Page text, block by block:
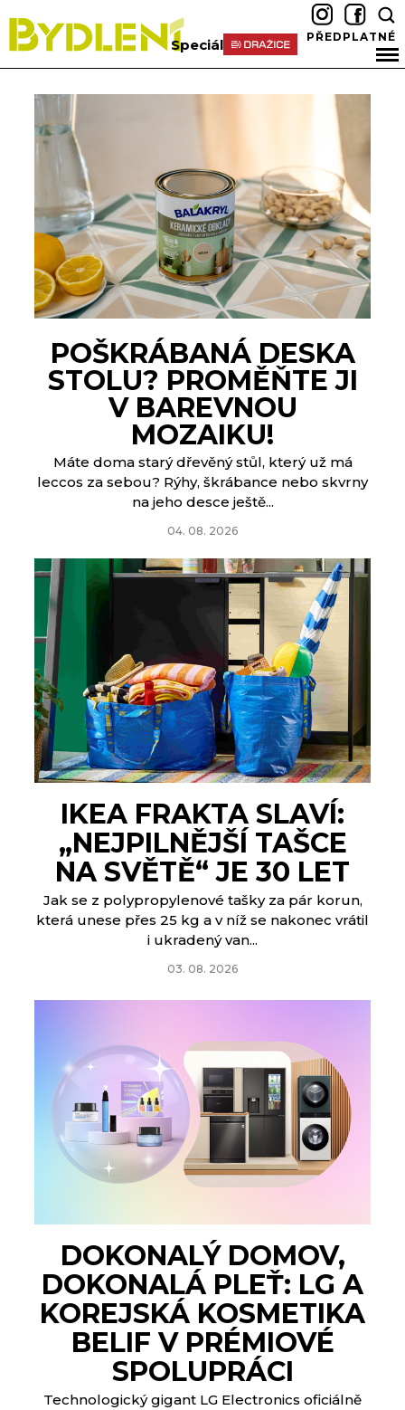
Speciál PŘEDPLATNÉ
POŠKRÁBANÁ DESKA
STOLU? PROMĚŇTE JI
V BAREVNOU
MOZAIKU!
Máte doma starý dřevěný stůl, který už má
leccos za sebou? Rýhy, škrábance nebo skvrny
na jeho desce ještě...
04. 08. 2026
IKEA FRAKTA SLAVÍ:
„NEJPILNĚJŠÍ TAŠCE
NA SVĚTĚ“ JE 30 LET
Jak se z polypropylenové tašky za pár korun,
která unese přes 25 kg a v níž se nakonec vrátil
i ukradený van...
03. 08. 2026
DOKONALÝ DOMOV,
DOKONALÁ PLEŤ: LG A
KOREJSKÁ KOSMETIKA
BELIF V PRÉMIOVÉ
SPOLUPRÁCI
Technologický gigant LG Electronics oficiálně